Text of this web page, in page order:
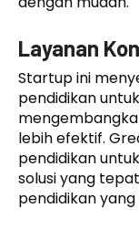
Layanan
Startup ini
pendidikan
lebih efektif.
pendidikan
solusi yang
pendidikan